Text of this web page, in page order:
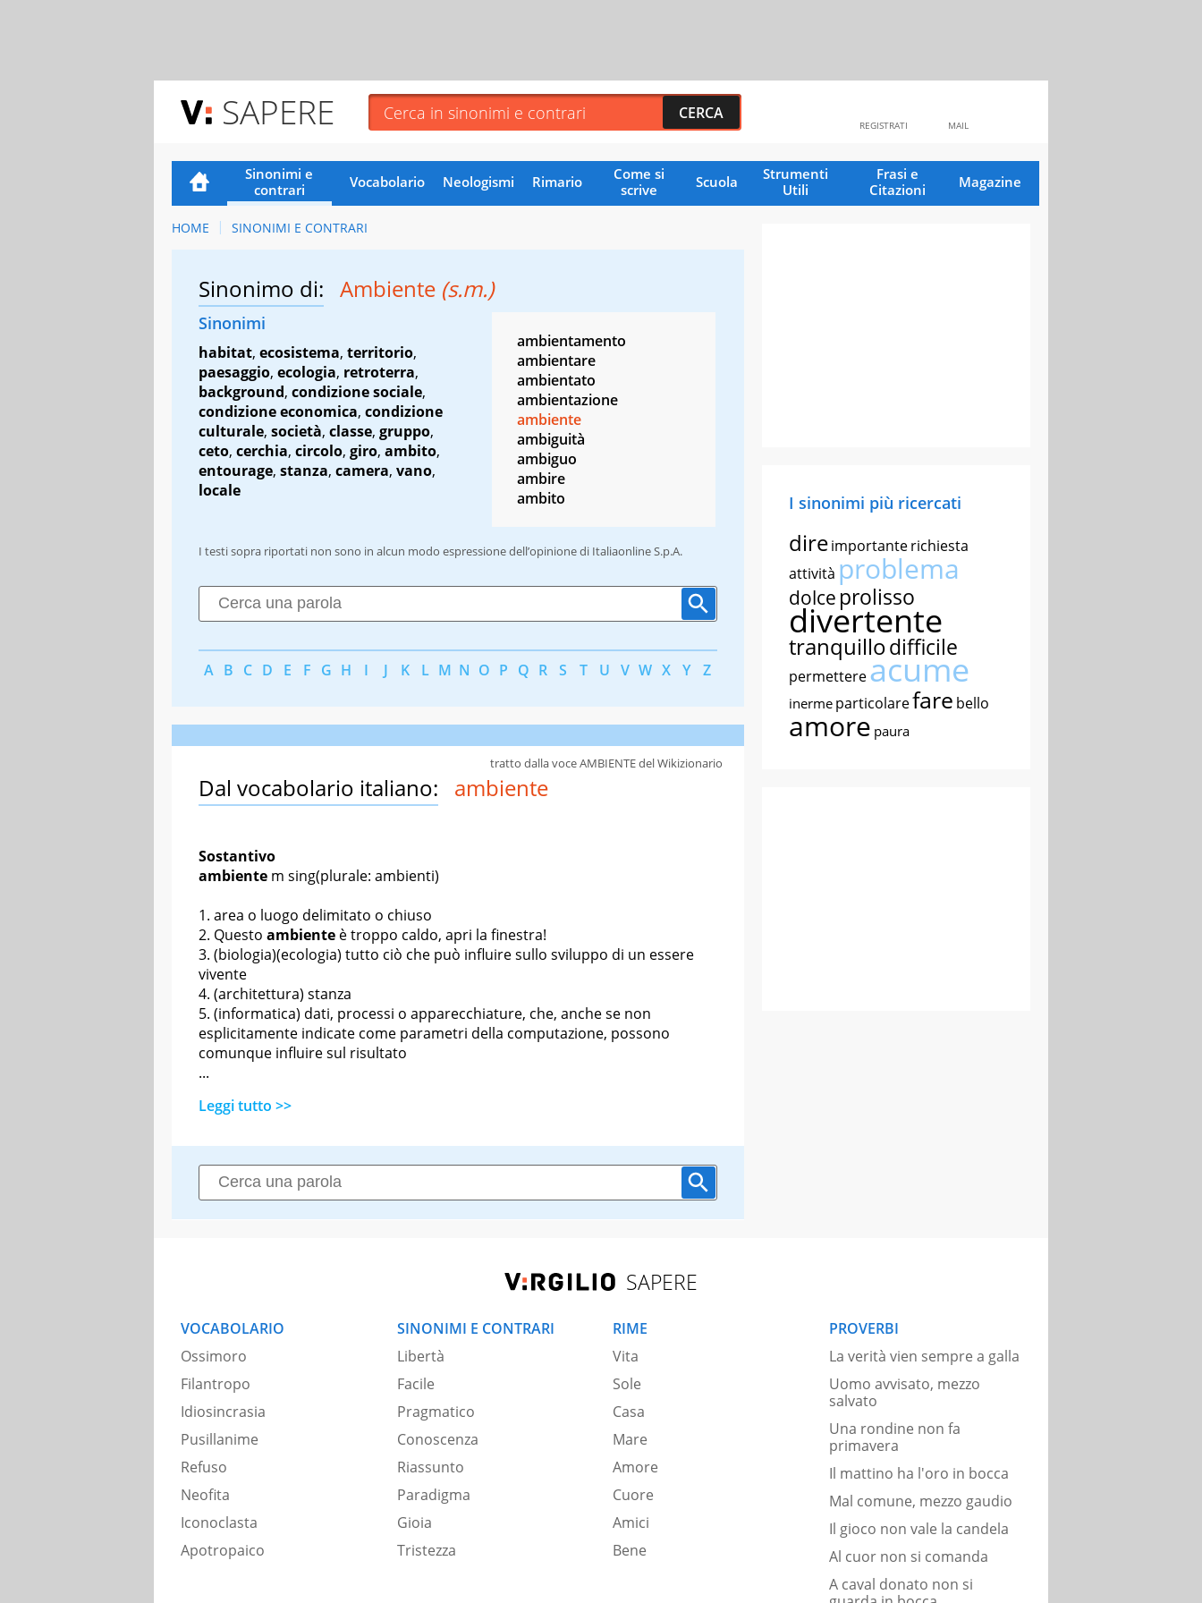
SAPERE MAIL
REGISTRATI
Sinonimi e
contrari
Vocabolario Neologismi Rimario
Come si
scrive
Scuola
Strumenti
Utili
Frasi e
Citazioni
Magazine
HOME SINONIMI E CONTRARI
Sinonimo di: Ambiente (s.m.)
Sinonimi
habitat, ecosistema, territorio,
paesaggio, ecologia, retroterra,
background, condizione sociale,
condizione economica, condizione
culturale, società, classe, gruppo,
ceto, cerchia, circolo, giro, ambito,
entourage, stanza, camera, vano,
locale
ambientamento
ambientare
ambientato
ambientazione
ambiente
ambiguità
ambiguo
ambire
ambito
I testi sopra riportati non sono in alcun modo espressione dell’opinione di Italiaonline S.p.A.
A B C D E F G H I J K L M N O P Q R S T U V W X Y Z
Dal vocabolario italiano: ambiente
Sostantivo
ambiente m sing(plurale: ambienti)
area o luogo delimitato o chiuso
Questo ambiente è troppo caldo, apri la finestra!
(biologia)(ecologia) tutto ciò che può influire sullo sviluppo di un essere
vivente
(architettura) stanza
(informatica) dati, processi o apparecchiature, che, anche se non
esplicitamente indicate come parametri della computazione, possono
comunque influire sul risultato
...
Leggi tutto >>
tratto dalla voce AMBIENTE del Wikizionario
I sinonimi più ricercati
direimportanterichiesta
attività problema
dolce prolisso
divertente
tranquillodifficile
permettereacume
inerme particolarefare bello
amore paura
SAPERE
VOCABOLARIO
Ossimoro
Filantropo
Idiosincrasia
Pusillanime
Refuso
Neofita
Iconoclasta
Apotropaico
SINONIMI E CONTRARI
Libertà
Facile
Pragmatico
Conoscenza
Riassunto
Paradigma
Gioia
Tristezza
RIME
Vita
Sole
Casa
Mare
Amore
Cuore
Amici
Bene
PROVERBI
La verità vien sempre a galla
Uomo avvisato, mezzo
salvato
Una rondine non fa
primavera
Il mattino ha l'oro in bocca
Mal comune, mezzo gaudio
Il gioco non vale la candela
Al cuor non si comanda
A caval donato non si